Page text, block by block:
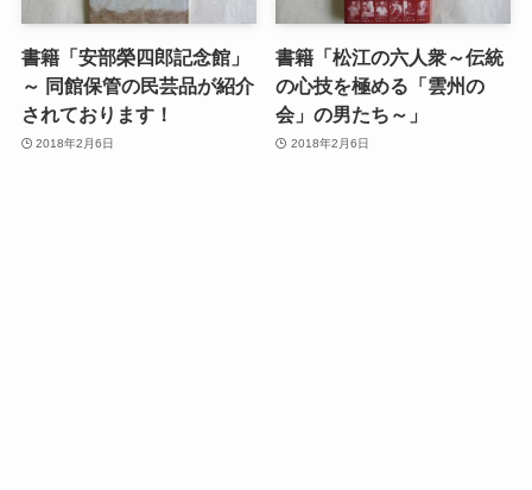
書籍「安部榮四郎記念館」
～ 同館保管の民芸品が紹介
されております！
2018年2月6日
書籍「松江の六人衆～伝統
の心技を極める「雲州の
会」の男たち～」
2018年2月6日